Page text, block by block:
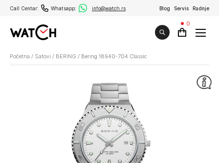
Call Centar: Whatsapp: info@watch.rs Blog Servis Radnje
0
Početna / Satovi / BERING / Bering 18940-704 Classic